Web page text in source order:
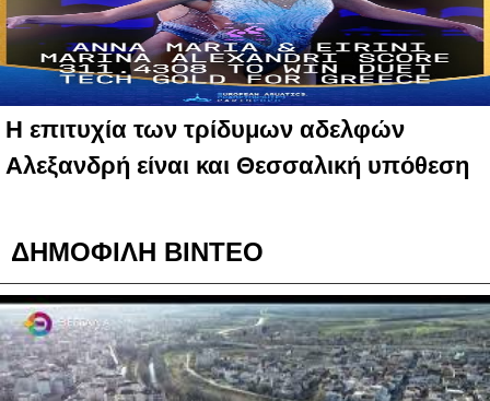
Η επιτυχία των τρίδυμων αδελφών
Αλεξανδρή είναι και Θεσσαλική υπόθεση
ΔΗΜΟΦΙΛΗ ΒΙΝΤΕΟ